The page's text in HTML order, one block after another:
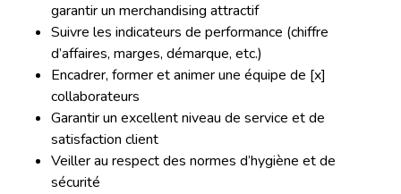
garantir un merchandising attractif
Suivre les indicateurs de performance (chiffre
d’affaires, marges, démarque, etc.)
Encadrer, former et animer une équipe de [x]
collaborateurs
Garantir un excellent niveau de service et de
satisfaction client
Veiller au respect des normes d’hygiène et de
sécurité